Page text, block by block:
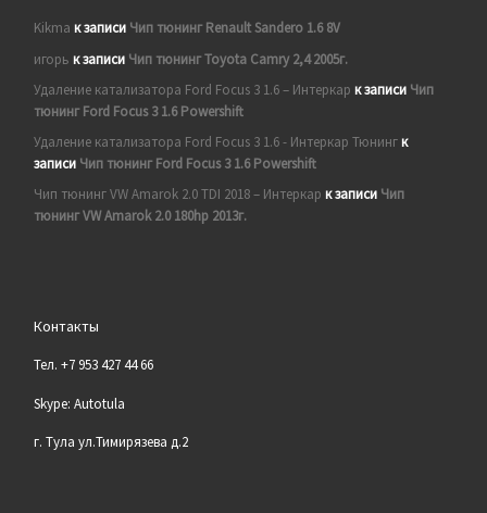
Kikma к записи Чип тюнинг Renault Sandero 1.6 8V
игорь к записи Чип тюнинг Toyota Camry 2,4 2005г.
Удаление катализатора Ford Focus 3 1.6 – Интеркар к записи Чип
тюнинг Ford Focus 3 1.6 Powershift
Удаление катализатора Ford Focus 3 1.6 - Интеркар Тюнингк
записи Чип тюнинг Ford Focus 3 1.6 Powershift
Чип тюнинг VW Amarok 2.0 TDI 2018 – Интеркар к записи Чип
тюнинг VW Amarok 2.0 180hp 2013г.
Контакты
Тел. +7 953 427 44 66
Skype: Autotula
г. Тула ул.Тимирязева д.2